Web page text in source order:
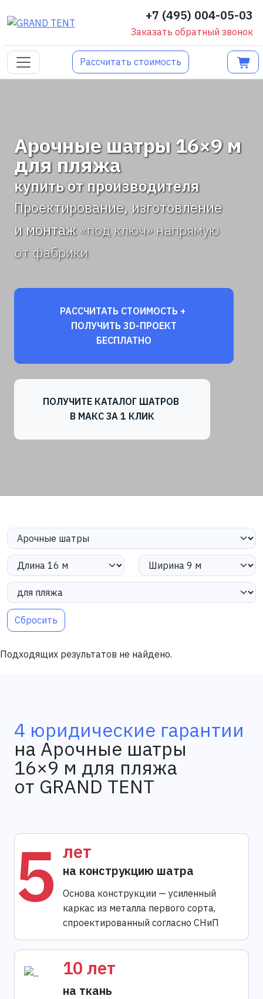
+7 (495) 004-05-03
Заказать обратный звонок
Рассчитать стоимость
Арочные шатры 16×9 м
для пляжа
купить от производителя
Проектирование, изготовление
и монтаж«под ключ» напрямую
от фабрики
РАССЧИТАТЬ СТОИМОСТЬ +
ПОЛУЧИТЬ 3D-ПРОЕКТ
БЕСПЛАТНО
ПОЛУЧИТЕ КАТАЛОГ ШАТРОВ
В МАКС ЗА 1 КЛИК
Сбросить
Подходящих результатов не найдено.
4 юридические гарантии
на Арочные шатры
16×9 м для пляжа
от GRAND TENT
5 лет
на конструкцию шатра
Основа конструкции — усиленный
каркас из металла первого сорта,
спроектированный согласно СНиП
10 лет
на ткань